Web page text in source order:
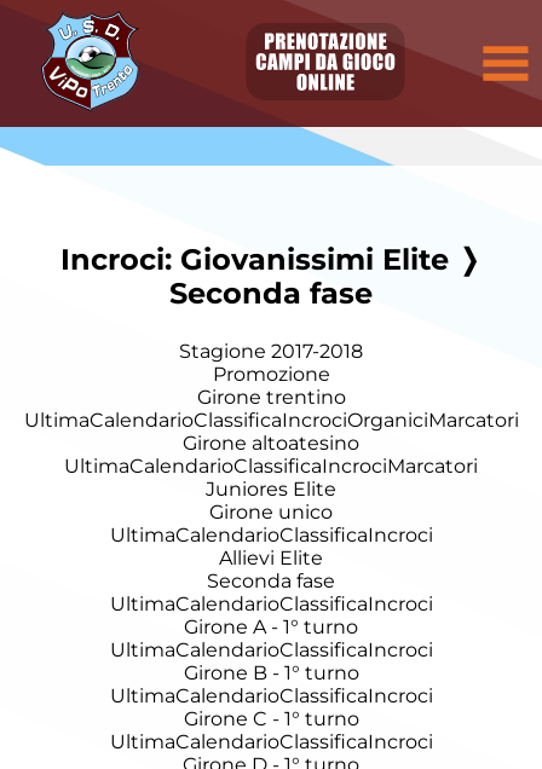
Incroci: Giovanissimi Elite ❭
Seconda fase
Stagione 2017-2018
Promozione
Girone trentino
UltimaCalendarioClassificaIncrociOrganiciMarcatori
Girone altoatesino
UltimaCalendarioClassificaIncrociMarcatori
Juniores Elite
Girone unico
UltimaCalendarioClassificaIncroci
Allievi Elite
Seconda fase
UltimaCalendarioClassificaIncroci
Girone A - 1° turno
UltimaCalendarioClassificaIncroci
Girone B - 1° turno
UltimaCalendarioClassificaIncroci
Girone C - 1° turno
UltimaCalendarioClassificaIncroci